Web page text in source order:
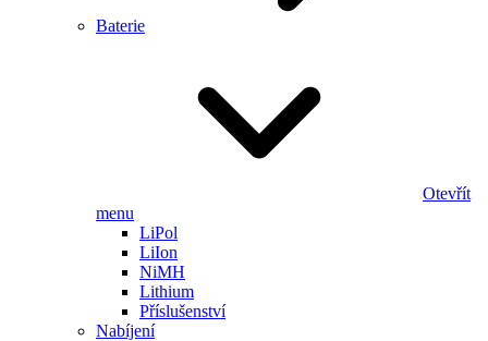
Baterie
Otevřít
menu
LiPol
LiIon
NiMH
Lithium
Příslušenství
Nabíjení